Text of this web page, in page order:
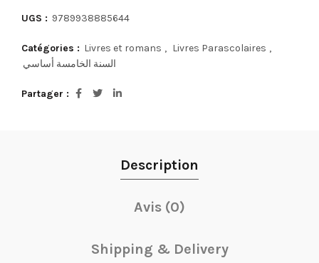
UGS : 9789938885644
Catégories : Livres et romans , Livres Parascolaires ,
السنة الخامسة أساسي
Partager
Description
Avis (0)
Shipping & Delivery